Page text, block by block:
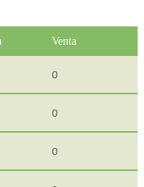
Venta
0
0
0